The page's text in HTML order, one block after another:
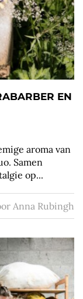
EN
aroma van
Samen
op...
Anna Rubingh